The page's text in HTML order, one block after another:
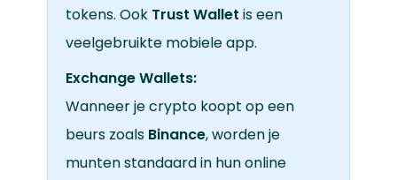
tokens. Ook Trust Wallet is een
veelgebruikte mobiele app.
Exchange Wallets:
Wanneer je crypto koopt op een
beurs zoals Binance, worden je
munten standaard in hun online